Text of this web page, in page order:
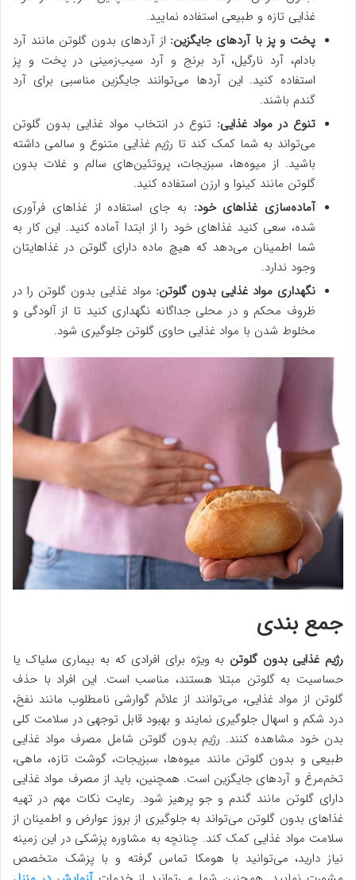
غذایی تازه و طبیعی استفاده نمایید.
پخت و پز با آردهای جایگزین: از آردهای بدون گلوتن مانند آرد
بادام، آرد نارگیل، آرد برنج و آرد سیب‌زمینی در پخت و پز
استفاده کنید. این آردها می‌توانند جایگزین مناسبی برای آرد
گندم باشند.
تنوع در مواد غذایی: تنوع در انتخاب مواد غذایی بدون گلوتن
می‌تواند به شما کمک کند تا رژیم غذایی متنوع و سالمی داشته
باشید. از میوه‌ها، سبزیجات، پروتئین‌های سالم و غلات بدون
گلوتن مانند کینوا و ارزن استفاده کنید.
آماده‌سازی غذاهای خود: به جای استفاده از غذاهای فرآوری
شده، سعی کنید غذاهای خود را از ابتدا آماده کنید. این کار به
شما اطمینان می‌دهد که هیچ ماده دارای گلوتن در غذاهایتان
وجود ندارد.
نگهداری مواد غذایی بدون گلوتن: مواد غذایی بدون گلوتن را در
ظروف محکم و در محلی جداگانه نگهداری کنید تا از آلودگی و
مخلوط شدن با مواد غذایی حاوی گلوتن جلوگیری شود.
جمع بندی
رژیم غذایی بدون گلوتن به ویژه برای افرادی که به بیماری سلیاک یا
حساسیت به گلوتن مبتلا هستند، مناسب است. این افراد با حذف
گلوتن از مواد غذایی، می‌توانند از علائم گوارشی نامطلوب مانند نفخ،
درد شکم و اسهال جلوگیری نمایند و بهبود قابل توجهی در سلامت کلی
بدن خود مشاهده کنند. رژیم بدون گلوتن شامل مصرف مواد غذایی
طبیعی و بدون گلوتن مانند میوه‌ها، سبزیجات، گوشت تازه، ماهی،
تخم‌مرغ و آردهای جایگزین است. همچنین، باید از مصرف مواد غذایی
دارای گلوتن مانند گندم و جو پرهیز شود. رعایت نکات مهم در تهیه
غذاهای بدون گلوتن می‌تواند به جلوگیری از بروز عوارض و اطمینان از
سلامت مواد غذایی کمک کند. چنانچه به مشاوره پزشکی در این زمینه
نیاز دارید، می‌توانید با هومکا تماس گرفته و با پزشک متخصص